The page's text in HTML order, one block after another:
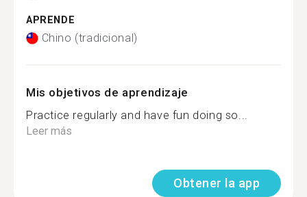
APRENDE
Chino (tradicional)
Mis objetivos de aprendizaje
Practice regularly and have fun doing so...
Leer más
Obtener la app